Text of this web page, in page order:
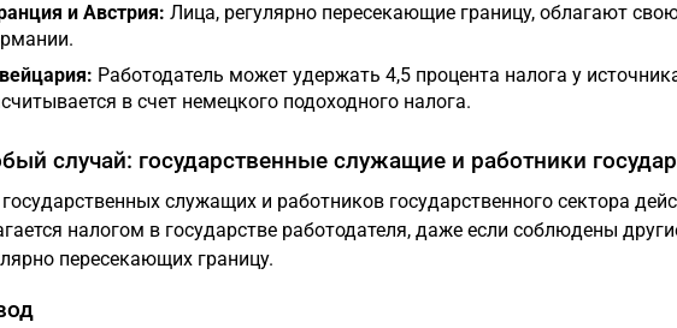
и Австрия: Лица, регулярно пересекающие границу, облагают
Работодатель может удержать 4,5 процента налога у
в счет немецкого подоходного налога.
случай: государственные служащие и работники
служащих и работников государственного сектора
налогом в государстве работодателя, даже если соблюдены
пересекающих границу.